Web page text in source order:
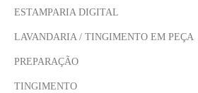
ESTAMPARIA DIGITAL
LAVANDARIA / TINGIMENTO EM PEÇA
PREPARAÇÃO
TINGIMENTO